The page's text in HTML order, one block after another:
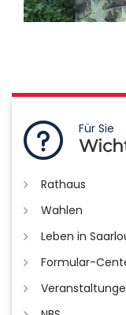
Für Sie
Rathaus
Wahlen
Leben in
Formular-